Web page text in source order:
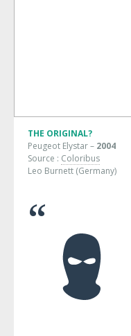
THE ORIGINAL?
Peugeot Elystar – 2004
Source : Coloribus
Leo Burnett (Germany)